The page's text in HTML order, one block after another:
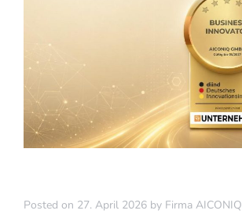
Posted on 27. April 2026 by Firma AICONIQ